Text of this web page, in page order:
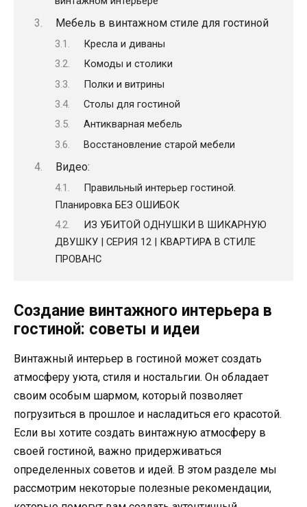
Мебель в винтажном стиле для гостиной
Кресла и диваны
Комоды и столики
Полки и витрины
Столы для гостиной
Антикварная мебель
Восстановление старой мебели
Видео:
Правильный интерьер гостиной.
Планировка БЕЗ ОШИБОК
ИЗ УБИТОЙ ОДНУШКИ В ШИКАРНУЮ
ДВУШКУ | СЕРИЯ 12 | КВАРТИРА В СТИЛЕ
ПРОВАНС
Создание винтажного интерьера в
гостиной: советы и идеи
Винтажный интерьер в гостиной может создать
атмосферу уюта, стиля и ностальгии. Он обладает
своим особым шармом, который позволяет
погрузиться в прошлое и насладиться его красотой.
Если вы хотите создать винтажную атмосферу в
своей гостиной, важно придерживаться
определенных советов и идей. В этом разделе мы
рассмотрим некоторые полезные рекомендации,